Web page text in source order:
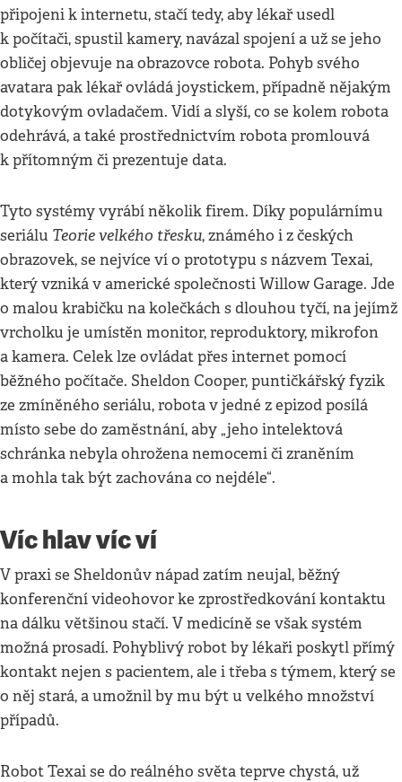
připojeni k internetu, stačí tedy, aby lékař usedl
k počítači, spustil kamery, navázal spojení a už se jeho
obličej objevuje na obrazovce robota. Pohyb svého
avatara pak lékař ovládá joystickem, případně nějakým
dotykovým ovladačem. Vidí a slyší, co se kolem robota
odehrává, a také prostřednictvím robota promlouvá
k přítomným či prezentuje data.
Tyto systémy vyrábí několik firem. Díky populárnímu
seriálu Teorie velkého třesku, známého i z českých
obrazovek, se nejvíce ví o prototypu s názvem Texai,
který vzniká v americké společnosti Willow Garage. Jde
o malou krabičku na kolečkách s dlouhou tyčí, na jejímž
vrcholku je umístěn monitor, reproduktory, mikrofon
a kamera. Celek lze ovládat přes internet pomocí
běžného počítače. Sheldon Cooper, puntičkářský fyzik
ze zmíněného seriálu, robota v jedné z epizod posílá
místo sebe do zaměstnání, aby „jeho intelektová
schránka nebyla ohrožena nemocemi či zraněním
a mohla tak být zachována co nejdéle“.
Víc hlav víc ví
V praxi se Sheldonův nápad zatím neujal, běžný
konferenční videohovor ke zprostředkování kontaktu
na dálku většinou stačí. V medicíně se však systém
možná prosadí. Pohyblivý robot by lékaři poskytl přímý
kontakt nejen s pacientem, ale i třeba s týmem, který se
o něj stará, a umožnil by mu být u velkého množství
případů.
Robot Texai se do reálného světa teprve chystá, už